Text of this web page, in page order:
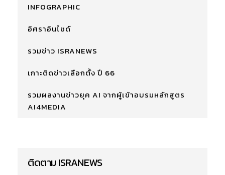
INFOGRAPHIC
อิศราอินไซด์
รวมข่าว ISRANEWS
เกาะติดข่าวเลือกตั้ง ปี 66
รวมผลงานข่าวยุค AI จากผู้เข้าอบรมหลักสูตร
AI4MEDIA
ติดตาม ISRANEWS